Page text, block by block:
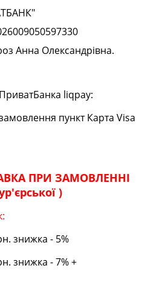
Анна Олександрівна.
liqpay:
пункт Карта Visa
ПРИ ЗАМОВЛЕННІ
)
знижка - 5%
знижка - 7% +